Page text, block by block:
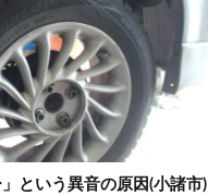
という異音の原因(小諸市)